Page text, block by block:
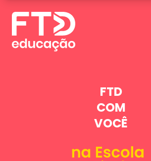
FTD
COM
VOCÊ